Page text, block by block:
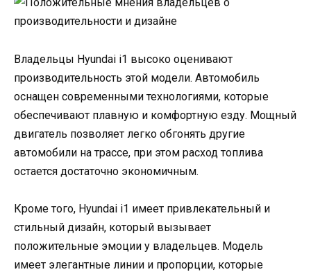
Владельцы Hyundai i1 высоко оценивают
производительность этой модели. Автомобиль
оснащен современными технологиями, которые
обеспечивают плавную и комфортную езду. Мощный
двигатель позволяет легко обгонять другие
автомобили на трассе, при этом расход топлива
остается достаточно экономичным.
Кроме того, Hyundai i1 имеет привлекательный и
стильный дизайн, который вызывает
положительные эмоции у владельцев. Модель
имеет элегантные линии и пропорции, которые